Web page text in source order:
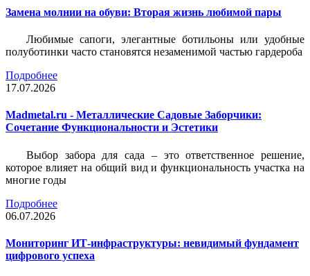
Замена молнии на обуви: Вторая жизнь любимой пары
Любимые сапоги, элегантные ботильоны или удобные
полуботинки часто становятся незаменимой частью гардероба
Подробнее
17.07.2026
Madmetal.ru - Металлические Садовые Заборчики:
Сочетание Функциональности и Эстетики
Выбор забора для сада – это ответственное решение,
которое влияет на общий вид и функциональность участка на
многие годы
Подробнее
06.07.2026
Мониторинг ИТ-инфраструктуры: невидимый фундамент
цифрового успеха